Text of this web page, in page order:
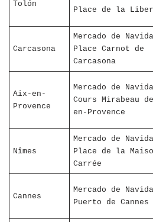
Tolón
Place de la
Carcasona
Mercado de
Place Carnot de
Carcasona
Aix-en-
Provence
Mercado de
Cours Mirabeau
en-Provence
Nîmes
Mercado de
Place de la
Carrée
Cannes
Mercado de
Puerto de Cannes